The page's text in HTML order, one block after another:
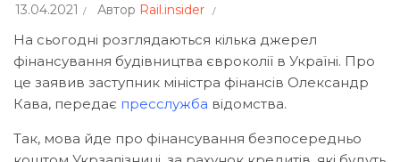
13.04.2021 Автор Rail.insider
На сьогодні розглядаються кілька джерел
фінансування будівництва євроколії в Україні. Про
це заявив заступник міністра фінансів Олександр
Кава, передає пресслужба відомства.
Так, мова йде про фінансування безпосередньо